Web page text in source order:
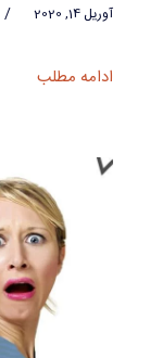
آوریل 14, 2020 /
ادامه مطلب